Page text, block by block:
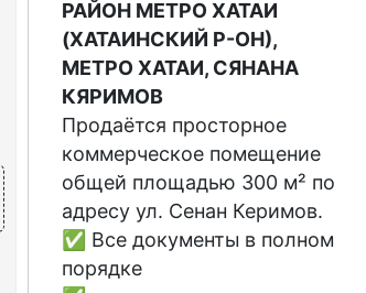
РАЙОН МЕТРО ХАТАИ
(ХАТАИНСКИЙ Р-ОН),
МЕТРО ХАТАИ, СЯНАНА
КЯРИМОВ
Продаётся просторное
коммерческое помещение
общей площадью 300 м² по
адресу ул. Сенан Керимов.
✅ Все документы в полном
порядке